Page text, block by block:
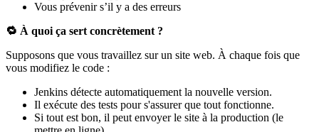
Vous prévenir s’il y a des erreurs
🔁 À quoi ça sert concrètement ?
Supposons que vous travaillez sur un site web. À chaque fois que
vous modifiez le code :
Jenkins détecte automatiquement la nouvelle version.
Il exécute des tests pour s'assurer que tout fonctionne.
Si tout est bon, il peut envoyer le site à la production (le